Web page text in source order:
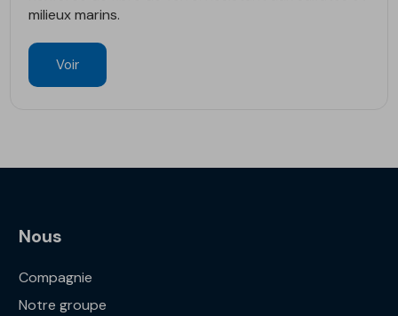
milieux marins.
Voir
Nous
Compagnie
Notre groupe